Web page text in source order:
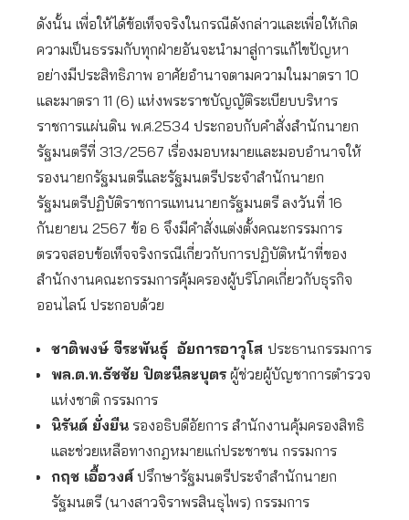
ดังนั้น เพื่อให้ได้ข้อเท็จจริงในกรณีดังกล่าวและเพื่อให้เกิด
ความเป็นธรรมกับทุกฝ่ายอันจะนำมาสู่การแก้ไขปัญหา
อย่างมีประสิทธิภาพ อาศัยอำนาจตามความในมาตรา 10
และมาตรา 11 (6) แห่งพระราชบัญญัติระเบียบบริหาร
ราชการแผ่นดิน พ.ศ.2534 ประกอบกับคำสั่งสำนักนายก
รัฐมนตรีที่ 313/2567 เรื่องมอบหมายและมอบอำนาจให้
รองนายกรัฐมนตรีและรัฐมนตรีประจำสำนักนายก
รัฐมนตรีปฏิบัติราชการแทนนายกรัฐมนตรี ลงวันที่ 16
กันยายน 2567 ข้อ 6 จึงมีคำสั่งแต่งตั้งคณะกรรมการ
ตรวจสอบข้อเท็จจริงกรณีเกี่ยวกับการปฏิบัติหน้าที่ของ
สำนักงานคณะกรรมการคุ้มครองผู้บริโภคเกี่ยวกับธุรกิจ
ออนไลน์ ประกอบด้วย
ชาติพงษ์ จีระพันธุ์ อัยการอาวุโส ประธานกรรมการ
พล.ต.ท.ธัชชัย ปิตะนีละบุตร ผู้ช่วยผู้บัญชาการตำรวจ
แห่งชาติ กรรมการ
นิรันด์ ยั่งยืน รองอธิบดีอัยการ สำนักงานคุ้มครองสิทธิ
และช่วยเหลือทางกฎหมายแก่ประชาชน กรรมการ
กฤช เอื้อวงศ์ปรึกษารัฐมนตรีประจำสำนักนายก
รัฐมนตรี (นางสาวจิราพรสินธุไพร) กรรมการ